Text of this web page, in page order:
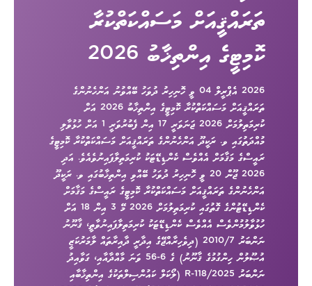
ތަރައްޤީއަށް މަސައްކަތްކުރާ
ކޮމިޓީގެ އިންތިޚާބު 2026
2026 އެޕްރީލް 04 ވީ ހޮނިހިރު ދުވަހު ބޭއްވުނު އަންހެނުންގެ
ތަރައްޤީއަށް މަސައްކަތްކުރާ ކޮމިޓީގެ އިންތިޚާބު 2026 އަށް
ކުރިމަތިލުމަށް 2026 ޖަނަވަރީ 17 އިން ފެބުރުވަރީ 1 އަށް ހުޅުވާލި
މުއްދަތުގައި ވ. ރަކީދޫ އަންހެނުންގެ ތަރައްޤީއަށް މަސައްކަތްކުރާ ކޮމިޓީގެ
ރައީސްގެ މަޤާމަށް އެއްވެސް ކެންޑިޑޭޓަކު ކުރިމަތިލާފައިނުވެއެވެ. އަދި
2026 ޖޫން 20 ވީ ހޮނިހިރު ދުވަހު ބޭއްވި އިންތިޚާބުގައި ވ. ރަކީދޫ
އަންހެނުންގެ ތަރައްޤީއަށް މަސައްކަތްކުރާ ކޮމިޓީގެ ރައީސްގެ މަޤާމަށް
ކެންޑިޑޭޓުންގެ ގޮތުގައި ކުރިމަތިލުމަށް 2026 މޭ 3 އިން 18 އަށް
ހުޅުވާލުމުންވެސް އެއްވެސް ކެންޑިޑޭޓަކު ކުރިމަތިލާފައިނުވާތީ، ޤާނޫނު
ނަންބަރު 2010/7 (ދިވެހިރާއްޖޭގެ އިދާރީ ދާއިރާތައް ލާމަރުކަޒީ
އުޞޫލުން ހިންގުމުގެ ޤާނޫނު) ގެ 6-56 ވަނަ މާއްދާއާއި، ގަވާއިދު
ނަންބަރު 2025/R-118 (ލޯކަލް ކައުންސިލްތަކުގެ އިންތިޚާބާއި